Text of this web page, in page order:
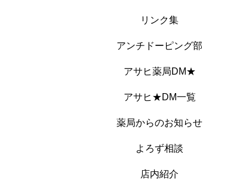
リンク集
アンチドーピング部
アサヒ薬局DM★
アサヒ★DM一覧
薬局からのお知らせ
よろず相談
店内紹介